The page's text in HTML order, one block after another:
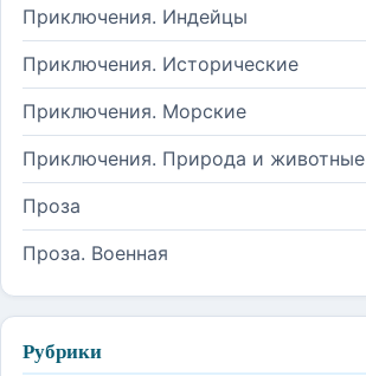
Приключения. Индейцы
Приключения. Исторические
Приключения. Морские
Приключения. Природа и животные
Проза
Проза. Военная
Рубрики